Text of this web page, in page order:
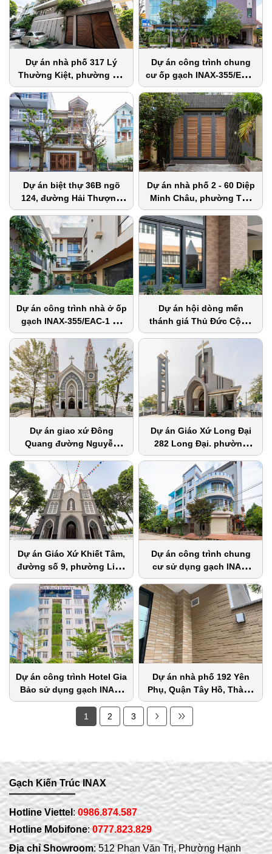
Dự án nhà phố 317 Lý
Thường Kiệt, phường 15,
quận Tân Bình
Dự án công trình chung
cư ốp gạch INAX-355/EAC-
4
Dự án biệt thự 36B ngõ
124, đường Hải Thượng
Lãn Ông
Dự án nhà phố 2 - 60 Diệp
Minh Châu, phường Tân
Sơn Nhì, quận Tân Phú
Dự án công trình nhà ở ốp
gạch INAX-355/EAC-1 và
INAX-355/EAC-3
Dự án hội dòng mến
thánh giá Thủ Đức Cộng
Đoàn Hoàng Mai
Dự án giao xứ Đông
Quang đường Nguyễn
Văn Quá, phường Đông
Hưng Thuận, quận 12
Dự án Giáo Xứ Long Đại
282 Long Đại. phường
Long Phước, quận 9
Dự án Giáo Xứ Khiết Tâm,
đường số 9, phường Linh
Chiểu, quận Thủ Đức
Dự án công trình chung
cư sử dụng gạch INAX-
255/SLC-3
Dự án công trình Hotel Gia
Bảo sử dụng gạch INAX-
255/PPC-11
Dự án nhà phố 192 Yên
Phụ, Quận Tây Hồ, Thành
Phố Hà Nội
1
2 3
Gạch Kiến Trúc INAX
Hotline Viettel :0986.874.587
Hotline Mobifone:0777.823.829
Địa chỉ Showroom: 512 Phan Văn Trị, Phường Hạnh